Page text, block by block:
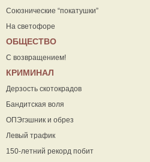
Союзнические “покатушки”
На светофоре
ОБЩЕСТВО
С возвращением!
КРИМИНАЛ
Дерзость скотокрадов
Бандитская воля
ОПЭгэшник и обрез
Левый трафик
150-летний рекорд побит